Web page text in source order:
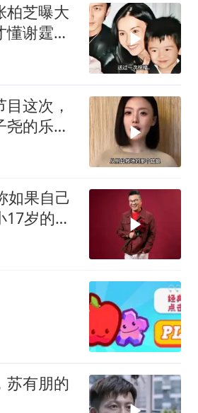
柏芝曝大
懂谢霆锋
这次，
的乐坛
如果自己
岁的老
苏有朋的